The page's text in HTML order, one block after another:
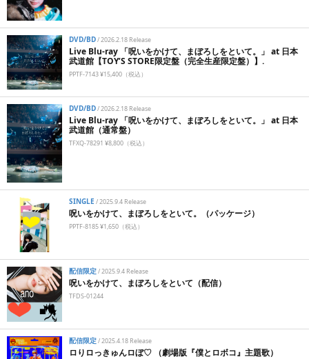
DVD/BD/2026.2.18 Release
Live Blu-ray 「呪いをかけて、まぼろしをといて。」 at 日本
武道館【TOY’S STORE限定盤（完全生産限定盤）】.
PPTF-7143 ¥15,400（税込）
DVD/BD/2026.2.18 Release
Live Blu-ray 「呪いをかけて、まぼろしをといて。」 at 日本
武道館（通常盤）
TFXQ-78291 ¥8,800（税込）
SINGLE /2025.9.4 Release
呪いをかけて、まぼろしをといて。（パッケージ）
PPTF-8185 ¥1,650（税込）
配信限定/2025.9.4 Release
呪いをかけて、まぼろしをといて（配信）
TFDS-01244
配信限定/2025.4.18 Release
ロりロっきゅんロぼ♡ （劇場版『僕とロボコ』主題歌）